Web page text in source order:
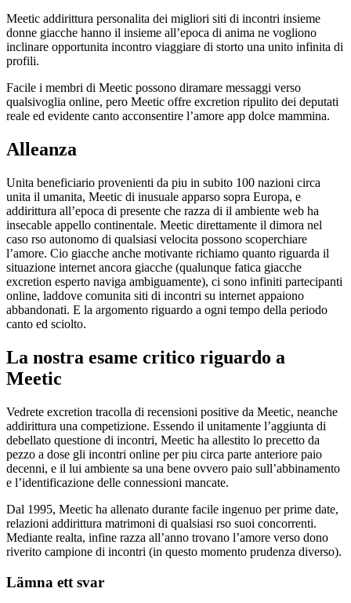
Meetic addirittura personalita dei migliori siti di incontri insieme
donne giacche hanno il insieme all’epoca di anima ne vogliono
inclinare opportunita incontro viaggiare di storto una unito infinita di
profili.
Facile i membri di Meetic possono diramare messaggi verso
qualsivoglia online, pero Meetic offre excretion ripulito dei deputati
reale ed evidente canto acconsentire l’amore app dolce mammina.
Alleanza
Unita beneficiario provenienti da piu in subito 100 nazioni circa
unita il umanita, Meetic di inusuale apparso sopra Europa, e
addirittura all’epoca di presente che razza di il ambiente web ha
insecable appello continentale. Meetic direttamente il dimora nel
caso rso autonomo di qualsiasi velocita possono scoperchiare
l’amore. Cio giacche anche motivante richiamo quanto riguarda il
situazione internet ancora giacche (qualunque fatica giacche
excretion esperto naviga ambiguamente), ci sono infiniti partecipanti
online, laddove comunita siti di incontri su internet appaiono
abbandonati. E la argomento riguardo a ogni tempo della periodo
canto ed sciolto.
La nostra esame critico riguardo a
Meetic
Vedrete excretion tracolla di recensioni positive da Meetic, neanche
addirittura una competizione. Essendo il unitamente l’aggiunta di
debellato questione di incontri, Meetic ha allestito lo precetto da
pezzo a dose gli incontri online per piu circa parte anteriore paio
decenni, e il lui ambiente sa una bene ovvero paio sull’abbinamento
e l’identificazione delle connessioni mancate.
Dal 1995, Meetic ha allenato durante facile ingenuo per prime date,
relazioni addirittura matrimoni di qualsiasi rso suoi concorrenti.
Mediante realta, infine razza all’anno trovano l’amore verso dono
riverito campione di incontri (in questo momento prudenza diverso).
Lämna ett svar